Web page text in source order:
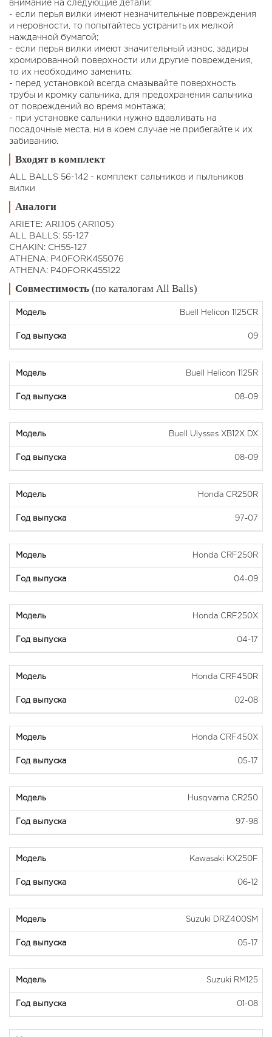
внимание на следующие детали:
- если перья вилки имеют незначительные повреждения
и неровности, то попытайтесь устранить их мелкой
наждачной бумагой;
- если перья вилки имеют значительный износ, задиры
хромированной поверхности или другие повреждения,
то их необходимо заменить;
- перед установкой всегда смазывайте поверхность
трубы и кромку сальника, для предохранения сальника
от повреждений во время монтажа;
- при установке сальники нужно вдавливать на
посадочные места, ни в коем случае не прибегайте к их
забиванию.
Входят в комплект
ALL BALLS 56-142 - комплект сальников и пыльников
вилки
Аналоги
ARIETE: ARI.105 (ARI105)
ALL BALLS: 55-127
CHAKIN: CH55-127
ATHENA: P40FORK455076
ATHENA: P40FORK455122
Совместимость (по каталогам All Balls)
Buell Helicon 1125CR
09
Buell Helicon 1125R
08-09
Buell Ulysses XB12X DX
08-09
Honda CR250R
97-07
Honda CRF250R
04-09
Honda CRF250X
04-17
Honda CRF450R
02-08
Honda CRF450X
05-17
Husqvarna CR250
97-98
Kawasaki KX250F
06-12
Suzuki DRZ400SM
05-17
Suzuki RM125
01-08